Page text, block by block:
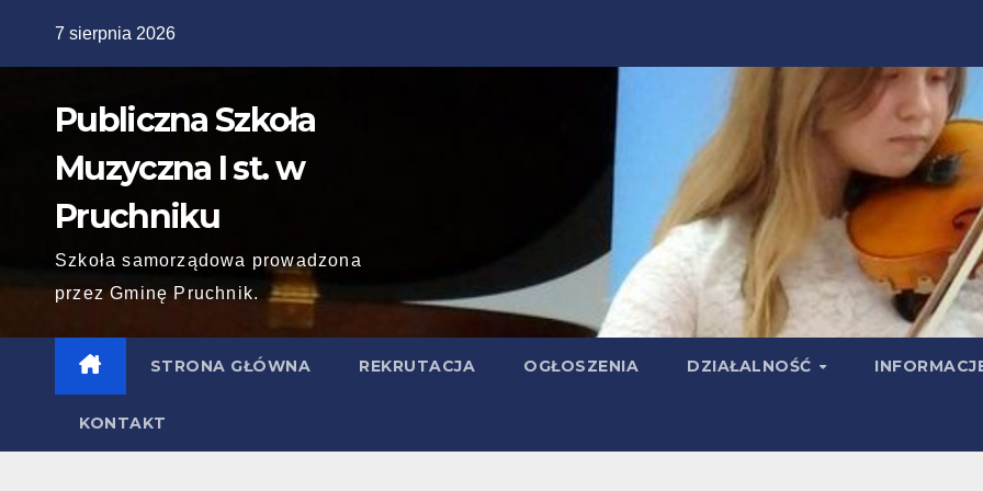
7 sierpnia 2026
Publiczna Szkoła
Muzyczna I st. w
Pruchniku
Szkoła samorządowa prowadzona
przez Gminę Pruchnik.
STRONA GŁÓWNA REKRUTACJA OGŁOSZENIA DZIAŁALNOŚĆ
KONTAKT